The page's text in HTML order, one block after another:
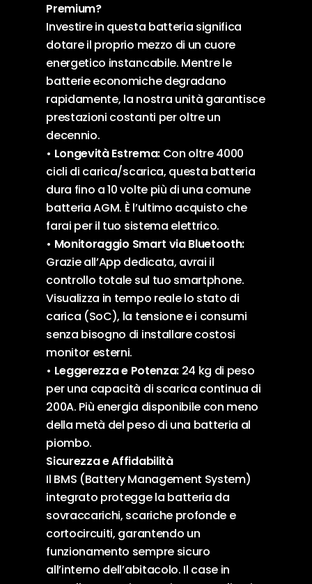
Premium?
Investire in questa batteria significa
dotare il proprio mezzo di un cuore
energetico instancabile. Mentre le
batterie economiche degradano
rapidamente, la nostra unità garantisce
prestazioni costanti per oltre un
decennio.
• Longevità Estrema:Con oltre 4000
cicli di carica/scarica, questa batteria
dura fino a 10 volte più di una comune
batteria AGM. È l’ultimo acquisto che
farai per il tuo sistema elettrico.
• Monitoraggio Smart via Bluetooth:
Grazie all’App dedicata, avrai il
controllo totale sul tuo smartphone.
Visualizza in tempo reale lo stato di
carica (SoC), la tensione e i consumi
senza bisogno di installare costosi
monitor esterni.
• Leggerezza e Potenza:24 kg di peso
per una capacità di scarica continua di
200A. Più energia disponibile con meno
della metà del peso di una batteria al
piombo.
Sicurezza e Affidabilità
Il BMS (Battery Management System)
integrato protegge la batteria da
sovraccarichi, scariche profonde e
cortocircuiti, garantendo un
funzionamento sempre sicuro
all’interno dell’abitacolo. Il case in